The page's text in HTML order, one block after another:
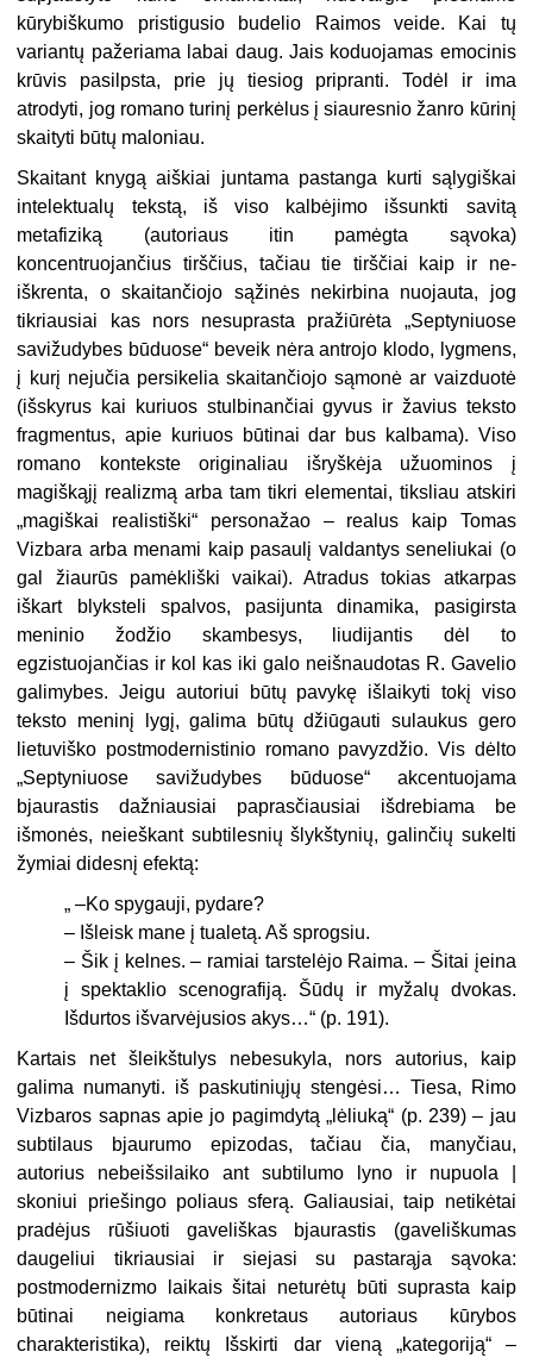
kūrybiškumo pristigusio budelio Raimos veide. Kai tų
varian­tų pažeriama labai daug. Jais ko­duojamas emocinis
krūvis pasilpsta, prie jų tiesiog pripranti. Todėl ir ima
atrodyti, jog romano turinį perkė­lus į siauresnio žanro kūrinį
skaity­ti būtų maloniau.
Skaitant knygą aiškiai juntama pa­stanga kurti sąlygiškai
intelektualų tekstą, iš viso kalbėjimo išsunkti sa­vitą
metafiziką (autoriaus itin pa­mėgta sąvoka)
koncentruojančius tirščius, tačiau tie tirščiai kaip ir ne­
iškrenta, o skaitančiojo sąžinės nekirbina nuojauta, jog
tikriausiai kas nors nesuprasta pražiūrėta „Septyniuose
savižudybes būduose“ beveik nėra antrojo klodo, lygmens,
į kurį nejučia persikelia skaitančiojo sąmonė ar vaizduotė
(išskyrus kai kuriuos stulbinančiai gyvus ir žavius teksto
fragmentus, apie kuriuos būtinai dar bus kalbama). Viso
romano kontekste originaliau išryškėja užuominos į
magiškąjį realizmą arba tam tikri elementai, tiksliau atskiri
„magiškai realistiški“ personažao – realus kaip Tomas
Vizbara arba menami kaip pasaulį valdantys seneliukai (o
gal žiaurūs pamėkliški vaikai). Atradus tokias atkarpas
iškart blyksteli spalvos, pasijunta dinamika, pasigirsta
meninio žodžio skambesys, liudijantis dėl to
egzistuojančias ir kol kas iki galo neišnaudotas R. Gavelio
galimybes. Jeigu autoriui būtų pavykę išlaikyti tokį viso
teksto meninį lygį, galima būtų džiūgauti sulaukus gero
lietu­viško postmodernistinio romano pa­vyzdžio. Vis dėlto
„Septyniuose savi­žudybes būduose“ akcentuojama
bjaurastis dažniausiai paprasčiau­siai išdrebiama be
išmonės, neieš­kant subtilesnių šlykštynių, galin­čių sukelti
žymiai didesnį efektą:
„ –Ko spygauji, pydare?
– Išleisk mane į tualetą. Aš sprogsiu.
– Šik į kelnes. – ramiai tarstelėjo Rai­ma. – Šitai įeina
į spektaklio scenografiją. Šūdų ir myžalų dvokas.
Išdurtos išvarvė­jusios akys…“ (p. 191).
Kartais net šleikštulys nebesukyla, nors autorius, kaip
galima numanyti. iš paskutiniųjų stengėsi… Tiesa, Rimo
Vizbaros sapnas apie jo pagimdytą „lėliuką“ (p. 239) – jau
subtilaus bjaurumo epizodas, tačiau čia, manyčiau,
autorius nebeišsilaiko ant subtilumo lyno ir nupuola |
skoniui priešingo poliaus sferą. Ga­liausiai, taip netikėtai
pradėjus rū­šiuoti gaveliškas bjaurastis (gave­liškumas
daugeliui tikriausiai ir siejasi su pastarąja sąvoka:
postmoderniz­mo laikais šitai neturėtų būti su­prasta kaip
būtinai neigiama konkretaus autoriaus kūrybos
charakteristika), reiktų Išskirti dar vieną „kategoriją“ –